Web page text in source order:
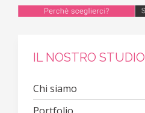
IL NOSTRO STUDIO
Chi siamo